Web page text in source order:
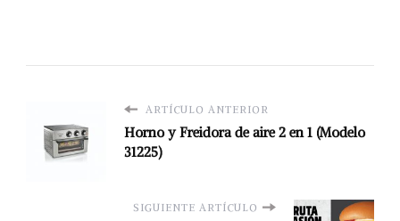
ARTÍCULO ANTERIOR
Horno y Freidora de aire 2 en 1 (Modelo
31225)
SIGUIENTE ARTÍCULO